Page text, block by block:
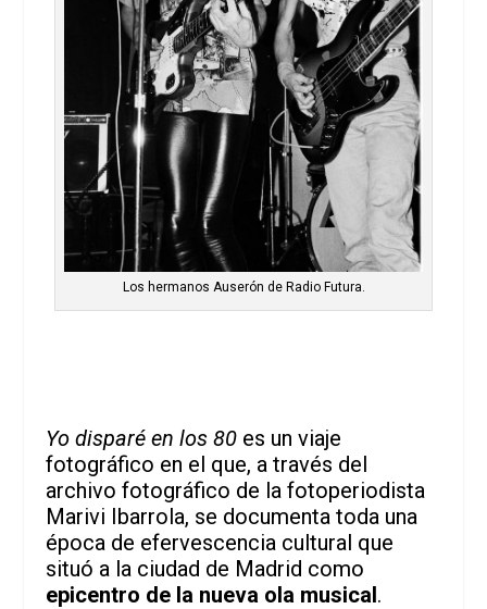
Los hermanos Auserón de Radio Futura.
Yo disparé en los 80 es un viaje
fotográfico en el que, a través del
archivo fotográfico de la fotoperiodista
Marivi Ibarrola, se documenta toda una
época de efervescencia cultural que
situó a la ciudad de Madrid como
epicentro de la nueva ola musical.